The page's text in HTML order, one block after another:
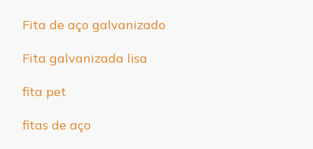
Fita de aço galvanizado
Fita galvanizada lisa
fita pet
fitas de aço